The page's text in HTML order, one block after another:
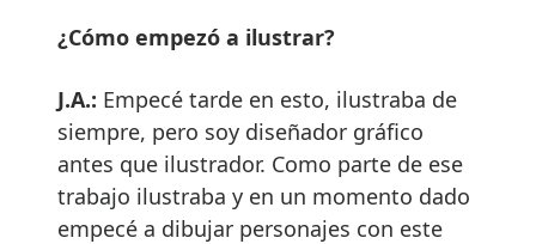
¿Cómo empezó a ilustrar?
J.A.: Empecé tarde en esto, ilustraba de
siempre, pero soy diseñador gráfico
antes que ilustrador. Como parte de ese
trabajo ilustraba y en un momento dado
empecé a dibujar personajes con este